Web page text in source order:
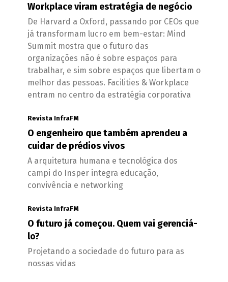
Workplace viram estratégia de negócio
De Harvard a Oxford, passando por CEOs que
já transformam lucro em bem-estar: Mind
Summit mostra que o futuro das
organizações não é sobre espaços para
trabalhar, e sim sobre espaços que libertam o
melhor das pessoas. Facilities & Workplace
entram no centro da estratégia corporativa
Revista InfraFM
O engenheiro que também aprendeu a
cuidar de prédios vivos
A arquitetura humana e tecnológica dos
campi do Insper integra educação,
convivência e networking
Revista InfraFM
O futuro já começou. Quem vai gerenciá-
lo?
Projetando a sociedade do futuro para as
nossas vidas